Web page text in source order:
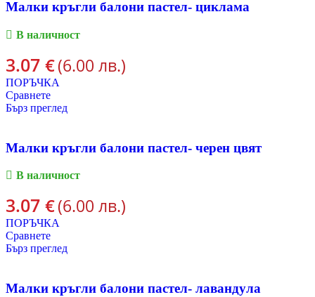
Малки кръгли балони пастел- циклама
В наличност
3.07 €(6.00 лв.)
ПОРЪЧКА
Сравнете
Бърз преглед
Малки кръгли балони пастел- черен цвят
В наличност
3.07 €(6.00 лв.)
ПОРЪЧКА
Сравнете
Бърз преглед
Малки кръгли балони пастел- лавандула